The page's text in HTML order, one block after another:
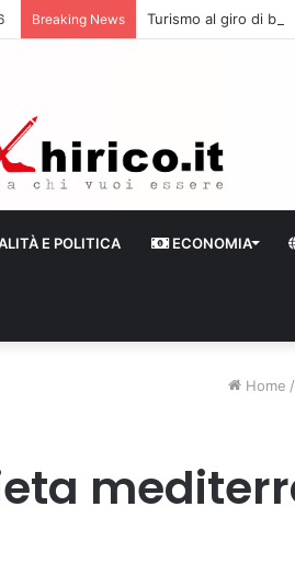
Breaking News Turismo al giro di
E POLITICA ECONOMIA
Home /